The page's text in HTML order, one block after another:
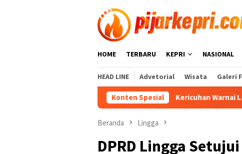
HOME TERBARU KEPRI NASIONAL
HEAD LINE Advetorial Wisata Galeri
Konten SpesialKericuhan Warnai Laga HUT
Beranda Lingga
DPRD Lingga